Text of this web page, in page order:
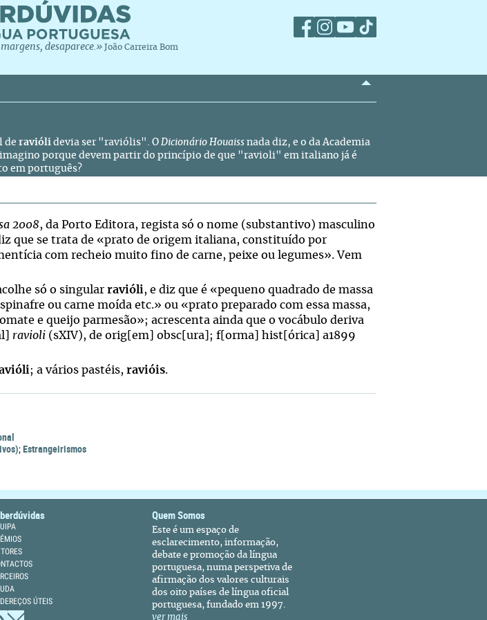
desaparece.» João Carreira Bom
de ravióli devia ser "raviólis". O Dicionário Houaiss nada diz, e o da Academia
porque devem partir do princípio de que "ravioli" em italiano já é
em português?
2008, da Porto Editora, regista só o nome (substantivo) masculino
que se trata de «prato de origem italiana, constituído por
com recheio muito fino de carne, peixe ou legumes». Vem
só o singular ravióli, e diz que é «pequeno quadrado de massa
ou carne moída etc.» ou «prato preparado com essa massa,
e queijo parmesão»; acrescenta ainda que o vocábulo deriva
ravioli (sXIV), de orig[em] obsc[ura]; f[orma] hist[órica] a1899
; a vários pastéis, ravióis.
;Estrangeirismos
ÚTEIS
Quem Somos
Este é um espaço de
esclarecimento, informação,
debate e promoção da língua
portuguesa, numa perspetiva de
afirmação dos valores culturais
dos oito países de língua oficial
portuguesa, fundado em 1997.
ver mais